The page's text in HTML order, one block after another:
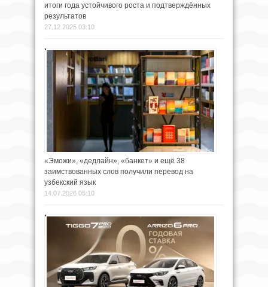
итоги года устойчивого роста и подтверждённых
результатов
27.12.2025 03:10
«Эможи», «дедлайн», «банкет» и ещё 38
заимствованных слов получили перевод на
узбекский язык
14.07.2026 05:10